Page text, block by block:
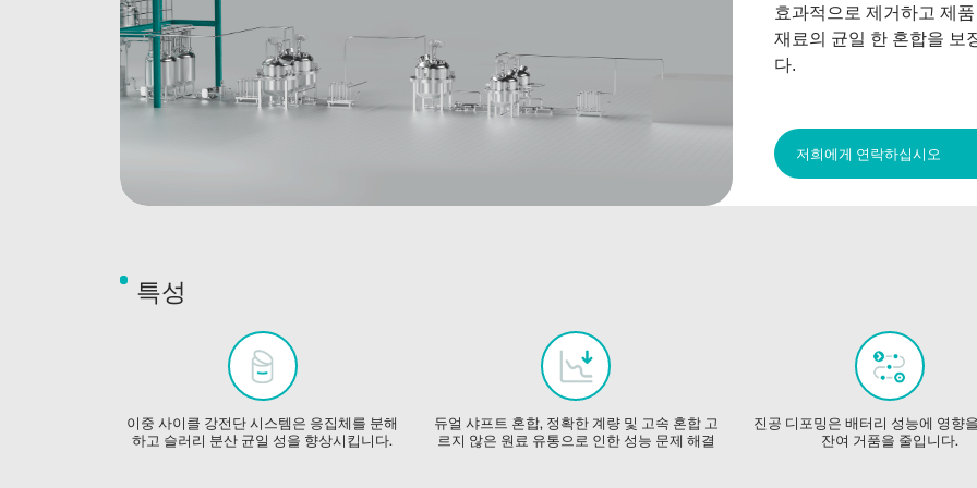
효과적으로 제거하고 제
재료의 균일 한 혼합을 보
다.
저희에게 연락하십시오
특성
이중 사이클 강전단 시스템은 응집체를 분해
하고 슬러리 분산 균일 성을 향상시킵니다.
듀얼 샤프트 혼합, 정확한 계량 및 고속 혼합 고
르지 않은 원료 유통으로 인한 성능 문제 해결
진공 디포밍은 배터리 성능에 영향
잔여 거품을 줄입니다.